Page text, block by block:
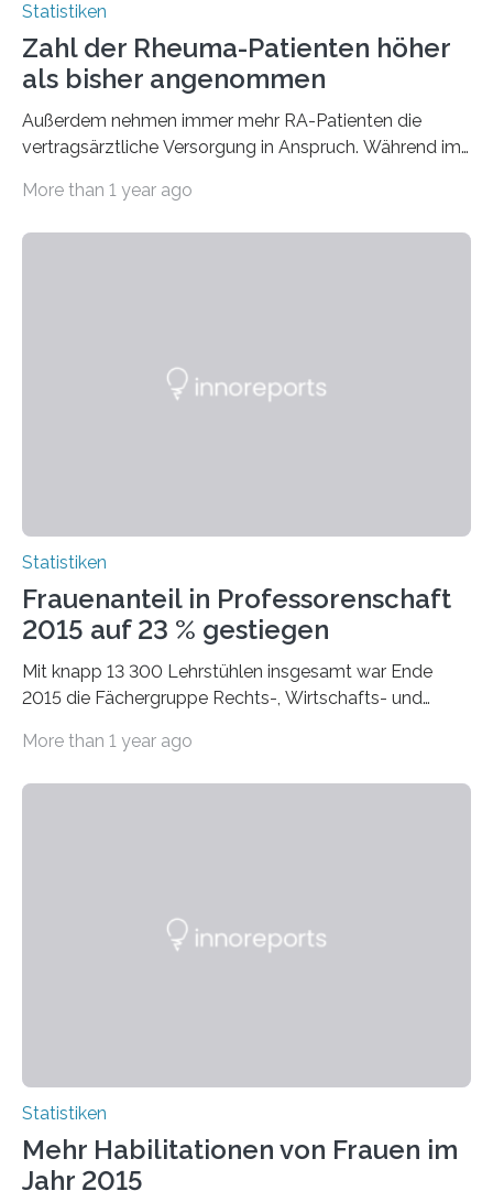
Statistiken
Zahl der Rheuma-Patienten höher
als bisher angenommen
Außerdem nehmen immer mehr RA-Patienten die
vertragsärztliche Versorgung in Anspruch. Während im
More than 1 year ago
Statistiken
Frauenanteil in Professorenschaft
2015 auf 23 % gestiegen
Mit knapp 13 300 Lehrstühlen insgesamt war Ende
2015 die Fächergruppe Rechts-, Wirtschafts- und
bei…
More than 1 year ago
Statistiken
Mehr Habilitationen von Frauen im
Jahr 2015